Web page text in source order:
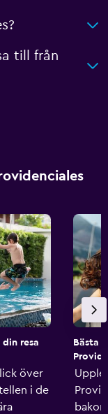
till från
din resa
över
i de
Bästa